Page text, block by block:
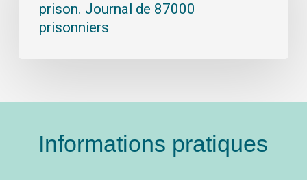
prison. Journal de 87000
prisonniers
Informations pratiques